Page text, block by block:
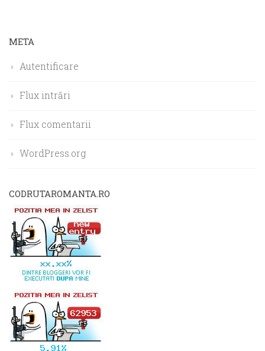
META
Autentificare
Flux intrări
Flux comentarii
WordPress.org
CODRUTAROMANTA.RO